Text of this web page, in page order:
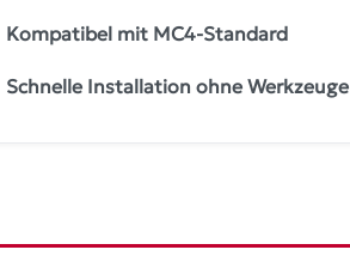
Kompatibel mit MC4-Standard
Schnelle Installation ohne Werkzeuge